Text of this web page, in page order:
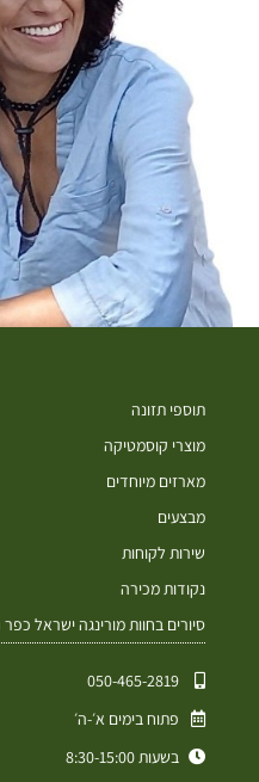
תוספי תזונה
מוצרי קוסמטיקה
מארזים מיוחדים
מבצעים
שירות לקוחות
נקודות מכירה
סיורים בחוות מורינגה ישראל כפר
050-465-2819⁩
פתוח בימים א׳-ה׳
בשעות 8:30-15:00